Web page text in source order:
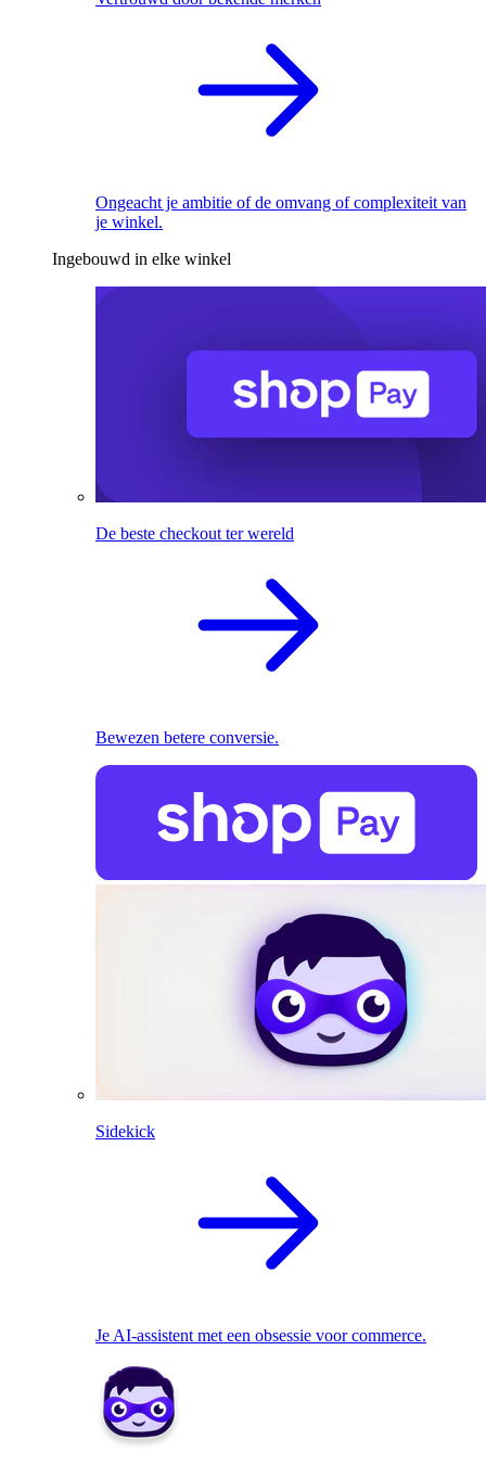
Ongeacht je ambitie of de omvang of complexiteit van
je winkel.
Ingebouwd in elke winkel
De beste checkout ter wereld
Bewezen betere conversie.
Sidekick
Je AI-assistent met een obsessie voor commerce.